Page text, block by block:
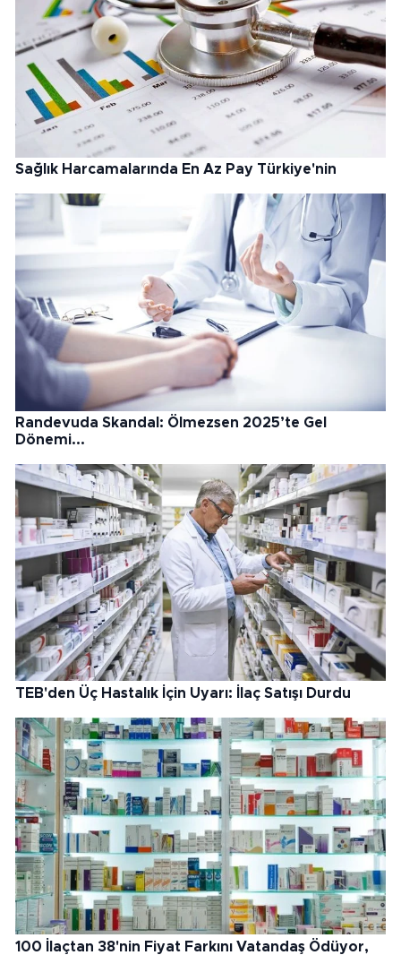
Sağlık Harcamalarında En Az Pay Türkiye'nin
Randevuda Skandal: Ölmezsen 2025’te Gel
Dönemi...
TEB'den Üç Hastalık İçin Uyarı: İlaç Satışı Durdu
100 İlaçtan 38'nin Fiyat Farkını Vatandaş Ödüyor,